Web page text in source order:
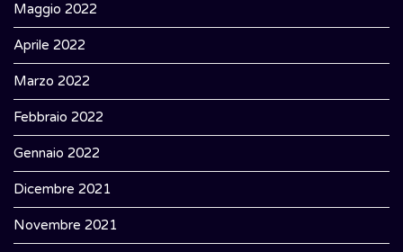
Maggio 2022
Aprile 2022
Marzo 2022
Febbraio 2022
Gennaio 2022
Dicembre 2021
Novembre 2021